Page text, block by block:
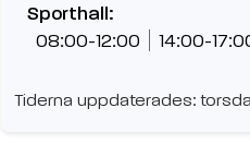
Sporthall:
08:00-12:00 14:00-
Tiderna uppdaterades: